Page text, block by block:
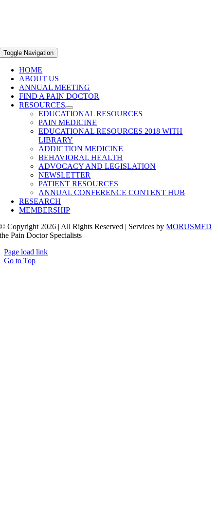
Toggle Navigation
HOME
ABOUT US
ANNUAL MEETING
FIND A PAIN DOCTOR
RESOURCES
EDUCATIONAL RESOURCES
PAIN MEDICINE
EDUCATIONAL RESOURCES 2018 WITH
LIBRARY
ADDICTION MEDICINE
BEHAVIORAL HEALTH
ADVOCACY AND LEGISLATION
NEWSLETTER
PATIENT RESOURCES
ANNUAL CONFERENCE CONTENT HUB
RESEARCH
MEMBERSHIP
© Copyright 2026 | All Rights Reserved | Services byMORUSMED
the Pain Doctor Specialists
Page load link
Go to Top